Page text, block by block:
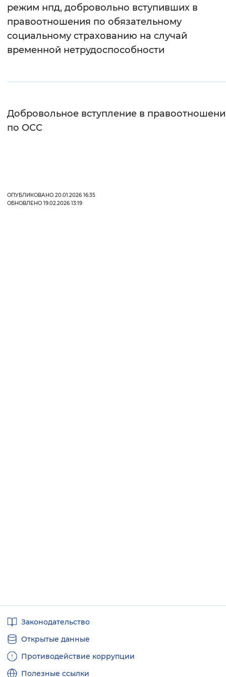
режим нпд, добровольно вступивших в
правоотношения по обязательному
социальному страхованию на случай
временной нетрудоспособности
Добровольное вступление в
по ОСС
ОПУБЛИКОВАНО 20.01.2026 16:35
ОБНОВЛЕНО 19.02.2026 13:19
ссылкиЗаконодательство
Открытые данные
Противодействие коррупции
Полезные ссылки